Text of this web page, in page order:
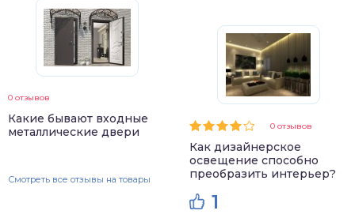
0 отзывов
Какие бывают входные
металлические двери
Смотреть все отзывы на товары
0 отзывов
Как дизайнерское
освещение способно
преобразить интерьер?
1